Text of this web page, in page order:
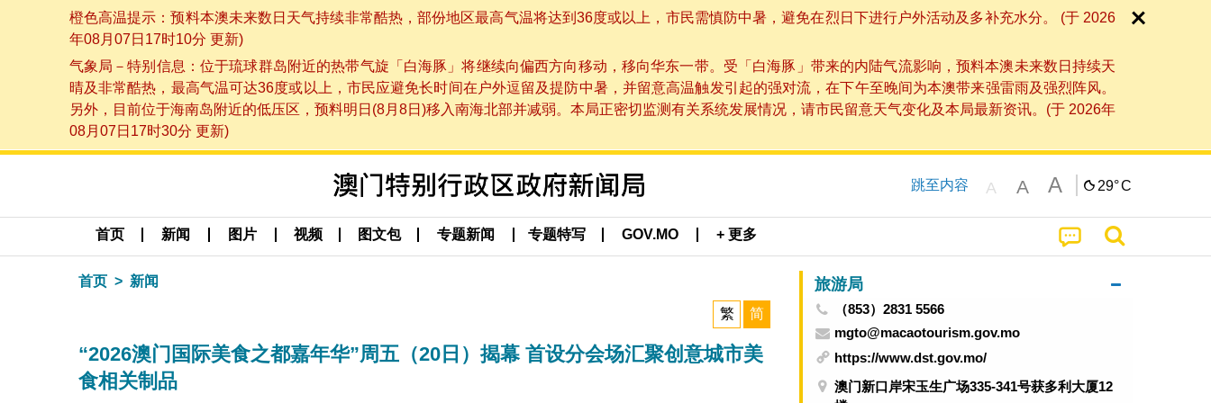
橙色高温提示：预料本澳未来数日天气持续非常酷热，部份地区最高气温将达到36度或以上，市民需慎防中暑，避免在烈日下进行户外活动及多补充水分。 (于 2026
年08月07日17时10分 更新)
气象局－特别信息：位于琉球群岛附近的热带气旋「白海豚」将继续向偏西方向移动，移向华东一带。受「白海豚」带来的内陆气流影响，预料本澳未来数日持续天
晴及非常酷热，最高气温可达36度或以上，市民应避免长时间在户外逗留及提防中暑，并留意高温触发引起的强对流，在下午至晚间为本澳带来强雷雨及强烈阵风。
另外，目前位于海南岛附近的低压区，预料明日(8月8日)移入南海北部并减弱。本局正密切监测有关系统发展情况，请市民留意天气变化及本局最新资讯。(于 2026年
08月07日17时30分 更新)
跳至内容 A A A 29°C
首页 新闻 图片 视频 图文包 专题新闻 专题特写 GOV.MO + 更多
首页 新闻
繁 简
“2026澳门国际美食之都嘉年华”周五（20日）揭幕 首设分会场汇聚创意城市美
食相关制品
旅游局
（853）2831 5566
mgto@macaotourism.gov.mo
https://www.dst.gov.mo/
澳门新口岸宋玉生广场335-341号获多利大厦12